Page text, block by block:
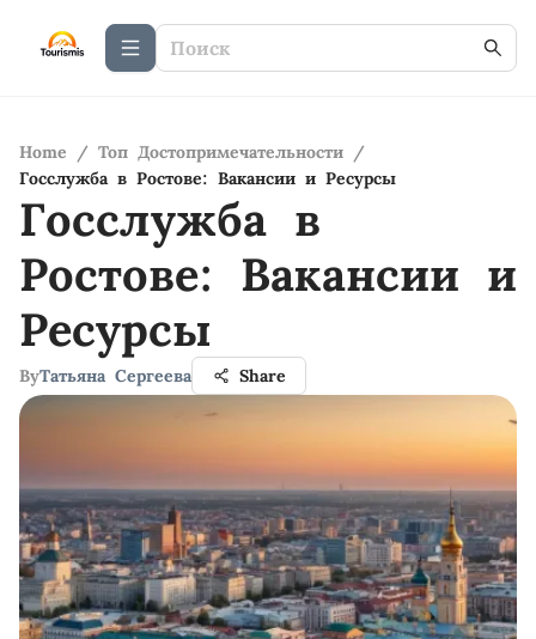
Home / Топ Достопримечательности /
Госслужба в Ростове: Вакансии и Ресурсы
Госслужба в
Ростове: Вакансии и
Ресурсы
ByТатьяна Сергеева Share